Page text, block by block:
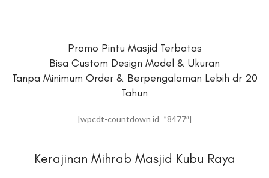
Promo Pintu Masjid Terbatas
Bisa Custom Design Model & Ukuran
Tanpa Minimum Order & Berpengalaman Lebih dr 20
Tahun
[wpcdt-countdown id=”8477″]
Kerajinan Mihrab Masjid Kubu Raya